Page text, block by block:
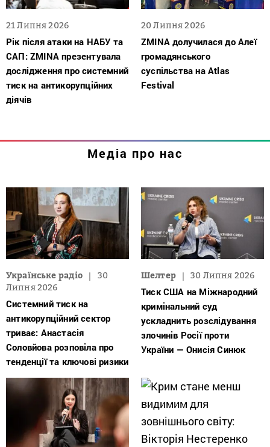
21 Липня 2026
Рік після атаки на НАБУ та
САП: ZMINA презентувала
дослідження про системний
тиск на антикорупційних
діячів
20 Липня 2026
ZMINA долучилася до Алеї
громадянського
суспільства на Atlas
Festival
Медіа про нас
Українське радіо
30
Липня 2026
Системний тиск на
антикорупційний сектор
триває: Анастасія
Соловйова розповіла про
тенденції та ключові ризики
Шелтер 30 Липня 2026
Тиск США на Міжнародний
кримінальний суд
ускладнить розслідування
злочинів Росії проти
України — Онисія Синюк